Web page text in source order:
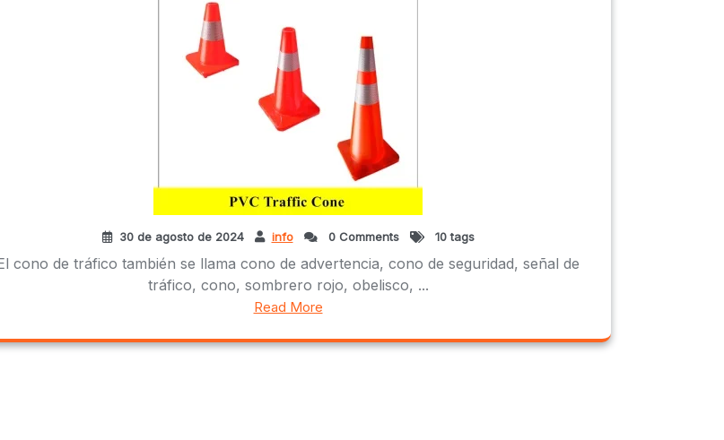
30 de agosto de 2024 info 0 Comments 10 tags
cono de tráfico también se llama cono de advertencia, cono de seguridad, señal de
tráfico, cono, sombrero rojo, obelisco, ...
Read More